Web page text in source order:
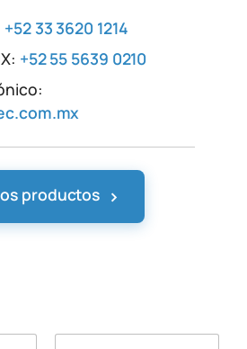
+52 33 3620 1214
+52 55 5639 0210
productos ›